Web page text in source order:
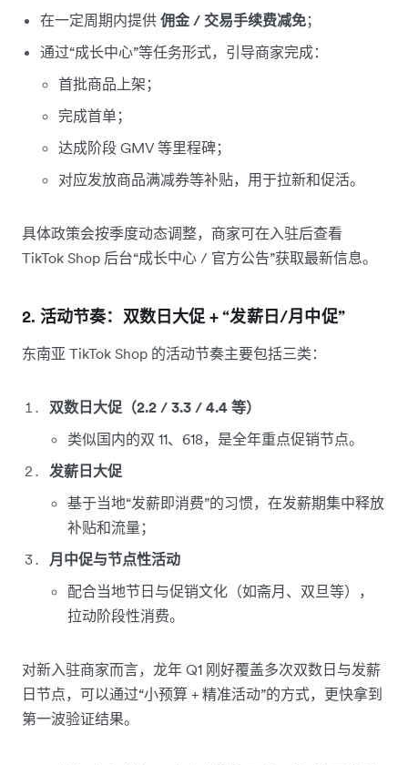
在一定周期内提供 佣金 / 交易手续费减免；
通过“成长中心”等任务形式，引导商家完成：
首批商品上架；
完成首单；
达成阶段 GMV 等里程碑；
对应发放商品满减券等补贴，用于拉新和促活。
具体政策会按季度动态调整，商家可在入驻后查看
TikTok Shop 后台“成长中心 / 官方公告”获取最新信息。
2. 活动节奏：双数日大促 + “发薪日/月中促”
东南亚 TikTok Shop 的活动节奏主要包括三类：
双数日大促（2.2 / 3.3 / 4.4 等）
类似国内的双 11、618，是全年重点促销节点。
发薪日大促
基于当地“发薪即消费”的习惯，在发薪期集中释放
补贴和流量；
月中促与节点性活动
配合当地节日与促销文化（如斋月、双旦等），
拉动阶段性消费。
对新入驻商家而言，龙年 Q1 刚好覆盖多次双数日与发薪
日节点，可以通过“小预算 + 精准活动”的方式，更快拿到
第一波验证结果。